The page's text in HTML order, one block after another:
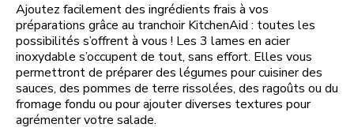
Ajoutez facilement des ingrédients frais à vos
préparations grâce au tranchoir KitchenAid : toutes les
possibilités s’offrent à vous ! Les 3 lames en acier
inoxydable s’occupent de tout, sans effort. Elles vous
permettront de préparer des légumes pour cuisiner des
sauces, des pommes de terre rissolées, des ragoûts ou du
fromage fondu ou pour ajouter diverses textures pour
agrémenter votre salade.